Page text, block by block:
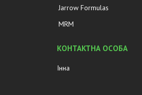
Jarrow Formulas
MRM
Інна